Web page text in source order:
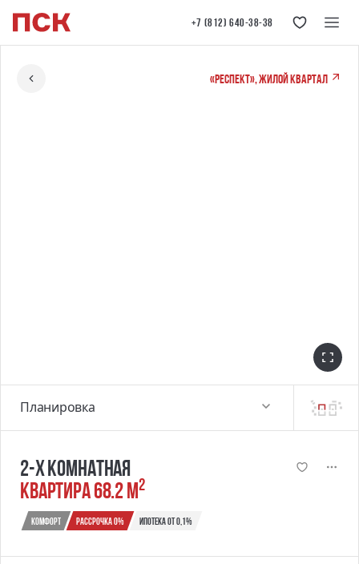
+7 (812) 640-38-38
2-х комнатная
квартира 68.2 м2
Комфорт Рассрочка 0% Ипотека от 0,1%
«РЕСПЕКТ», жилой квартал
Планировка